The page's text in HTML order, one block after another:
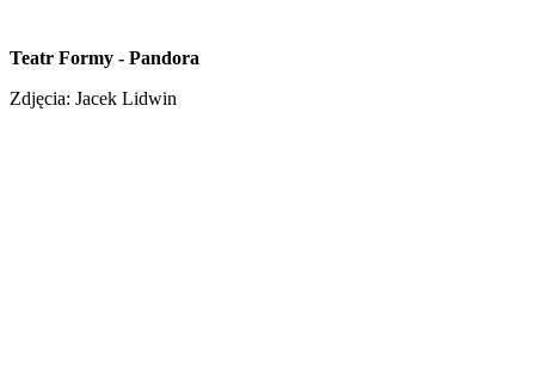
Teatr Formy - Pandora
Zdjęcia: Jacek Lidwin